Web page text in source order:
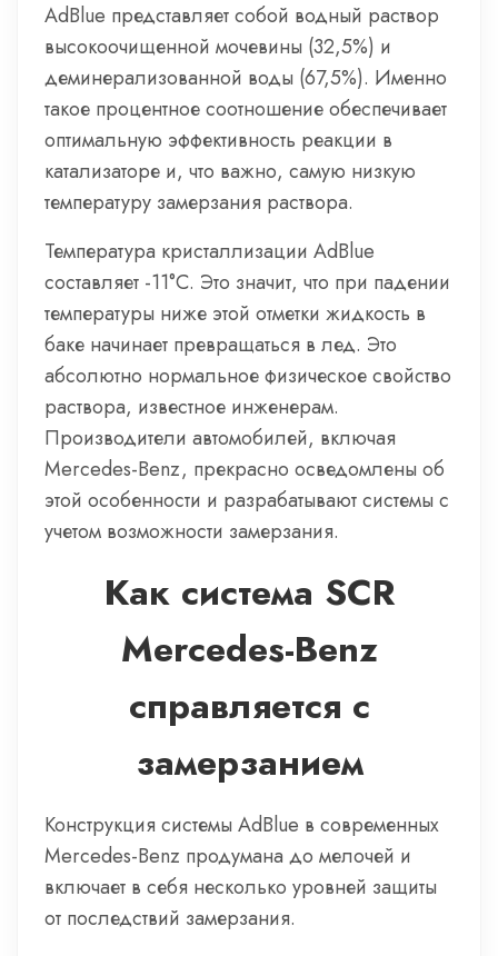
AdBlue представляет собой водный раствор
высокоочищенной мочевины (32,5%) и
деминерализованной воды (67,5%). Именно
такое процентное соотношение обеспечивает
оптимальную эффективность реакции в
катализаторе и, что важно, самую низкую
температуру замерзания раствора.
Температура кристаллизации AdBlue
составляет -11°C. Это значит, что при падении
температуры ниже этой отметки жидкость в
баке начинает превращаться в лед. Это
абсолютно нормальное физическое свойство
раствора, известное инженерам.
Производители автомобилей, включая
Mercedes-Benz, прекрасно осведомлены об
этой особенности и разрабатывают системы с
учетом возможности замерзания.
Как система SCR
Mercedes-Benz
справляется с
замерзанием
Конструкция системы AdBlue в современных
Mercedes-Benz продумана до мелочей и
включает в себя несколько уровней защиты
от последствий замерзания.